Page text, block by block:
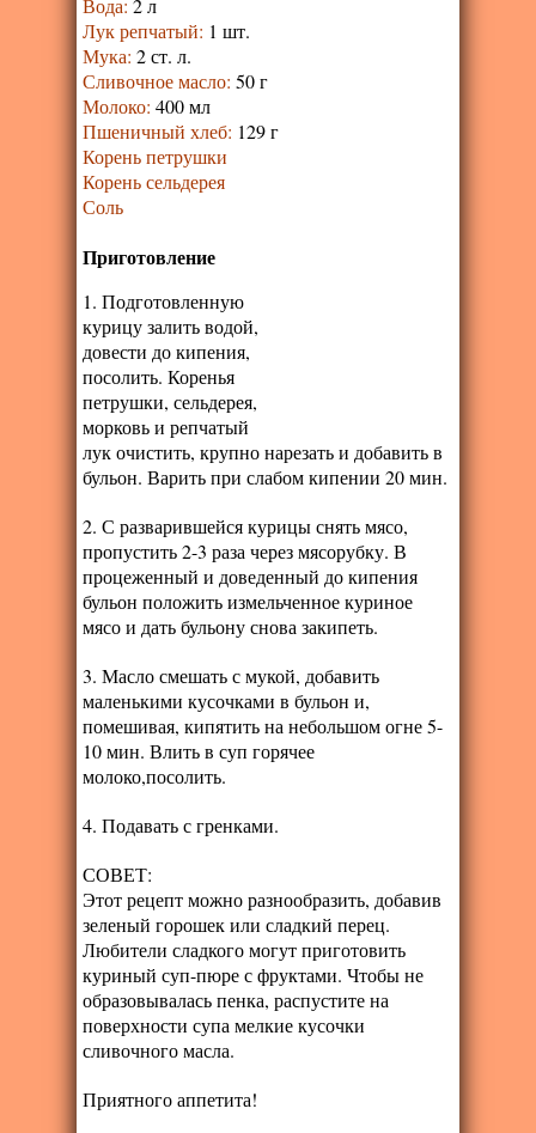
Лук репчатый: 1 шт.
Мука: 2 ст. л.
Сливочное масло: 50 г
Молоко: 400 мл
Пшеничный хлеб: 129 г
Корень петрушки
Корень сельдерея
Соль
Приготовление
1. Подготовленную
курицу залить водой,
довести до кипения,
посолить. Коренья
петрушки, сельдерея,
морковь и репчатый
лук очистить, крупно нарезать и добавить в
бульон. Варить при слабом кипении 20 мин.
2. С разварившейся курицы снять мясо,
пропустить 2-3 раза через мясорубку. В
процеженный и доведенный до кипения
бульон положить измельченное куриное
мясо и дать бульону снова закипеть.
3. Масло смешать с мукой, добавить
маленькими кусочками в бульон и,
помешивая, кипятить на небольшом огне 5-
10 мин. Влить в суп горячее
молоко,посолить.
4. Подавать с гренками.
СОВЕТ:
Этот рецепт можно разнообразить, добавив
зеленый горошек или сладкий перец.
Любители сладкого могут приготовить
куриный суп-пюре с фруктами. Чтобы не
образовывалась пенка, распустите на
поверхности супа мелкие кусочки
сливочного масла.
Приятного аппетита!